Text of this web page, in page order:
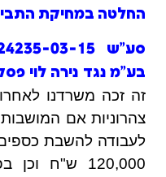
החלטה במחיקת התביעה
בע"מ נגד נירה לוי פסק דין
זה זכה משרדנו
צהרוניות אם המושבות
לעבודה להשבת
120,000 ש"ח